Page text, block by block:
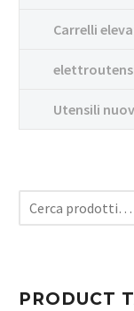
Carrelli
Utensili
PRODUCT